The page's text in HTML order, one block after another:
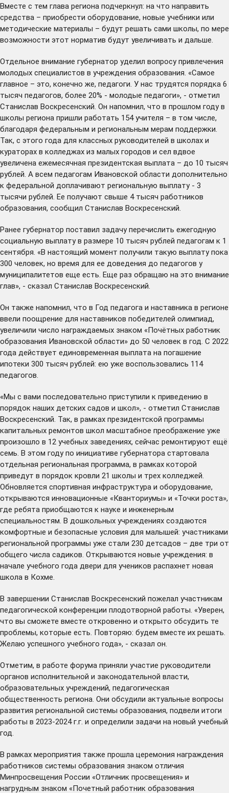
Вместе с тем глава региона подчеркнул: на что направить
средства – приобрести оборудование, новые учебники или
методические материалы – будут решать сами школы, по мере
возможности этот норматив будут увеличивать и дальше.
Отдельное внимание губернатор уделил вопросу привлечения
молодых специалистов в учреждения образования. «Самое
главное – это, конечно же, педагоги. У нас трудятся порядка 6
тысяч педагогов, более 20% - молодые педагоги», - отметил
Станислав Воскресенский. Он напомнил, что в прошлом году в
школы региона пришли работать 154 учителя – в том числе,
благодаря федеральным и региональным мерам поддержки.
Так, с этого года для классных руководителей в школах и
кураторах в колледжах из малых городов и сел вдвое
увеличена ежемесячная президентская выплата – до 10 тысяч
рублей. А всем педагогам Ивановской области дополнительно
к федеральной доплачивают региональную выплату - 3
тысячи рублей. Ее получают свыше 4 тысяч работников
образования, сообщил Станислав Воскресенский.
Ранее губернатор поставил задачу перечислить ежегодную
социальную выплату в размере 10 тысяч рублей педагогам к 1
сентября. «В настоящий момент получили такую выплату пока
300 человек, но время для ее доведения до педагогов у
муниципалитетов еще есть. Еще раз обращаю на это внимание
глав», - сказал Станислав Воскресенский.
Он также напомнил, что в Год педагога и наставника в регионе
ввели поощрение для наставников победителей олимпиад,
увеличили число награждаемых знаком «Почётных работник
образования Ивановской области» до 50 человек в год. С 2022
года действует единовременная выплата на погашение
ипотеки 300 тысяч рублей: ею уже воспользовались 114
педагогов.
«Мы с вами последовательно приступили к приведению в
порядок наших детских садов и школ», - отметил Станислав
Воскресенский. Так, в рамках президентской программы
капитальных ремонтов школ масштабное преображение уже
произошло в 12 учебных заведениях, сейчас ремонтируют ещё
семь. В этом году по инициативе губернатора стартовала
отдельная региональная программа, в рамках которой
приведут в порядок кровли 21 школы и трех колледжей.
Обновляется спортивная инфраструктура и оборудование,
открываются инновационные «Кванториумы» и «Точки роста»,
где ребята приобщаются к науке и инженерным
специальностям. В дошкольных учреждениях создаются
комфортные и безопасные условия для малышей: участниками
региональной программы уже стали 230 детсадов – две три от
общего числа садиков. Открываются новые учреждения: в
начале учебного года двери для учеников распахнет новая
школа в Кохме.
В завершении Станислав Воскресенский пожелал участникам
педагогической конференции плодотворной работы. «Уверен,
что вы сможете вместе откровенно и открыто обсудить те
проблемы, которые есть. Повторяю: будем вместе их решать.
Желаю успешного учебного года», - сказал он.
Отметим, в работе форума приняли участие руководители
органов исполнительной и законодательной власти,
образовательных учреждений, педагогическая
общественность региона. Они обсудили актуальные вопросы
развития региональной системы образования, подвели итоги
работы в 2023-2024 г.г. и определили задачи на новый учебный
год.
В рамках мероприятия также прошла церемония награждения
работников системы образования знаком отличия
Минпросвещения России «Отличник просвещения» и
нагрудным знаком «Почетный работник образования